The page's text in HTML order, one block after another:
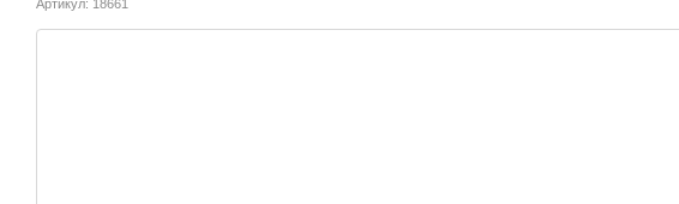
Артикул: 18661